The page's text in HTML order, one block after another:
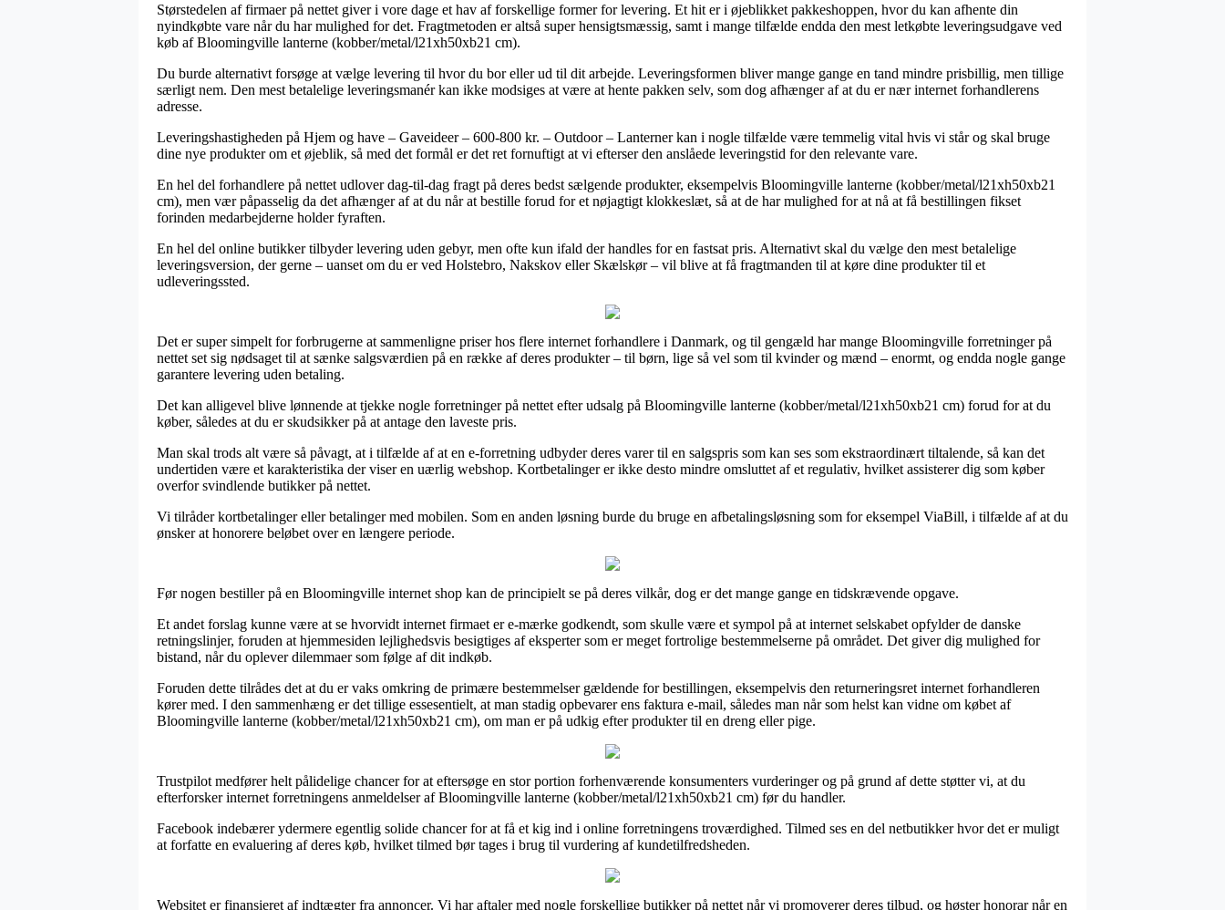
Størstedelen af firmaer på nettet giver i vore dage et hav af forskellige former for levering. Et hit er i øjeblikket pakkeshoppen, hvor du kan afhente din
nyindkøbte vare når du har mulighed for det. Fragtmetoden er altså super hensigtsmæssig, samt i mange tilfælde endda den mest letkøbte leveringsudgave ved
køb af Bloomingville lanterne (kobber/metal/l21xh50xb21 cm).
Du burde alternativt forsøge at vælge levering til hvor du bor eller ud til dit arbejde. Leveringsformen bliver mange gange en tand mindre prisbillig, men tillige
særligt nem. Den mest betalelige leveringsmanér kan ikke modsiges at være at hente pakken selv, som dog afhænger af at du er nær internet forhandlerens
adresse.
Leveringshastigheden på Hjem og have – Gaveideer – 600-800 kr. – Outdoor – Lanterner kan i nogle tilfælde være temmelig vital hvis vi står og skal bruge
dine nye produkter om et øjeblik, så med det formål er det ret fornuftigt at vi efterser den anslåede leveringstid for den relevante vare.
En hel del forhandlere på nettet udlover dag-til-dag fragt på deres bedst sælgende produkter, eksempelvis Bloomingville lanterne (kobber/metal/l21xh50xb21
cm), men vær påpasselig da det afhænger af at du når at bestille forud for et nøjagtigt klokkeslæt, så at de har mulighed for at nå at få bestillingen fikset
forinden medarbejderne holder fyraften.
En hel del online butikker tilbyder levering uden gebyr, men ofte kun ifald der handles for en fastsat pris. Alternativt skal du vælge den mest betalelige
leveringsversion, der gerne – uanset om du er ved Holstebro, Nakskov eller Skælskør – vil blive at få fragtmanden til at køre dine produkter til et
udleveringssted.
Det er super simpelt for forbrugerne at sammenligne priser hos flere internet forhandlere i Danmark, og til gengæld har mange Bloomingville forretninger på
nettet set sig nødsaget til at sænke salgsværdien på en række af deres produkter – til børn, lige så vel som til kvinder og mænd – enormt, og endda nogle gange
garantere levering uden betaling.
Det kan alligevel blive lønnende at tjekke nogle forretninger på nettet efter udsalg på Bloomingville lanterne (kobber/metal/l21xh50xb21 cm) forud for at du
køber, således at du er skudsikker på at antage den laveste pris.
Man skal trods alt være så påvagt, at i tilfælde af at en e-forretning udbyder deres varer til en salgspris som kan ses som ekstraordinært tiltalende, så kan det
undertiden være et karakteristika der viser en uærlig webshop. Kortbetalinger er ikke desto mindre omsluttet af et regulativ, hvilket assisterer dig som køber
overfor svindlende butikker på nettet.
Vi tilråder kortbetalinger eller betalinger med mobilen. Som en anden løsning burde du bruge en afbetalingsløsning som for eksempel ViaBill, i tilfælde af at du
ønsker at honorere beløbet over en længere periode.
Før nogen bestiller på en Bloomingville internet shop kan de principielt se på deres vilkår, dog er det mange gange en tidskrævende opgave.
Et andet forslag kunne være at se hvorvidt internet firmaet er e-mærke godkendt, som skulle være et sympol på at internet selskabet opfylder de danske
retningslinjer, foruden at hjemmesiden lejlighedsvis besigtiges af eksperter som er meget fortrolige bestemmelserne på området. Det giver dig mulighed for
bistand, når du oplever dilemmaer som følge af dit indkøb.
Foruden dette tilrådes det at du er vaks omkring de primære bestemmelser gældende for bestillingen, eksempelvis den returneringsret internet forhandleren
kører med. I den sammenhæng er det tillige essesentielt, at man stadig opbevarer ens faktura e-mail, således man når som helst kan vidne om købet af
Bloomingville lanterne (kobber/metal/l21xh50xb21 cm), om man er på udkig efter produkter til en dreng eller pige.
Trustpilot medfører helt pålidelige chancer for at eftersøge en stor portion forhenværende konsumenters vurderinger og på grund af dette støtter vi, at du
efterforsker internet forretningens anmeldelser af Bloomingville lanterne (kobber/metal/l21xh50xb21 cm) før du handler.
Facebook indebærer ydermere egentlig solide chancer for at få et kig ind i online forretningens troværdighed. Tilmed ses en del netbutikker hvor det er muligt
at forfatte en evaluering af deres køb, hvilket tilmed bør tages i brug til vurdering af kundetilfredsheden.
Websitet er finansieret af indtægter fra annoncer. Vi har aftaler med nogle forskellige butikker på nettet når vi promoverer deres tilbud, og høster honorar når en